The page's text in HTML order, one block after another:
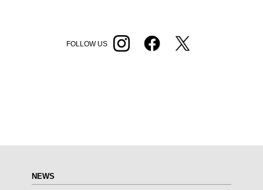
FOLLOW US
NEWS